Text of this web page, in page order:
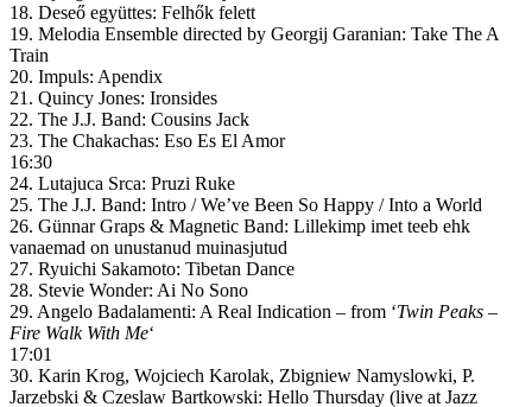
18. Deseő együttes: Felhők felett
19. Melodia Ensemble directed by Georgij Garanian: Take The A
Train
20. Impuls: Apendix
21. Quincy Jones: Ironsides
22. The J.J. Band: Cousins Jack
23. The Chakachas: Eso Es El Amor
16:30
24. Lutajuca Srca: Pruzi Ruke
25. The J.J. Band: Intro / We’ve Been So Happy / Into a World
26. Günnar Graps & Magnetic Band: Lillekimp imet teeb ehk
vanaemad on unustanud muinasjutud
27. Ryuichi Sakamoto: Tibetan Dance
28. Stevie Wonder: Ai No Sono
29. Angelo Badalamenti: A Real Indication – from ‘Twin Peaks –
Fire Walk With Me‘
17:01
30. Karin Krog, Wojciech Karolak, Zbigniew Namyslowki, P.
Jarzebski & Czeslaw Bartkowski: Hello Thursday (live at Jazz